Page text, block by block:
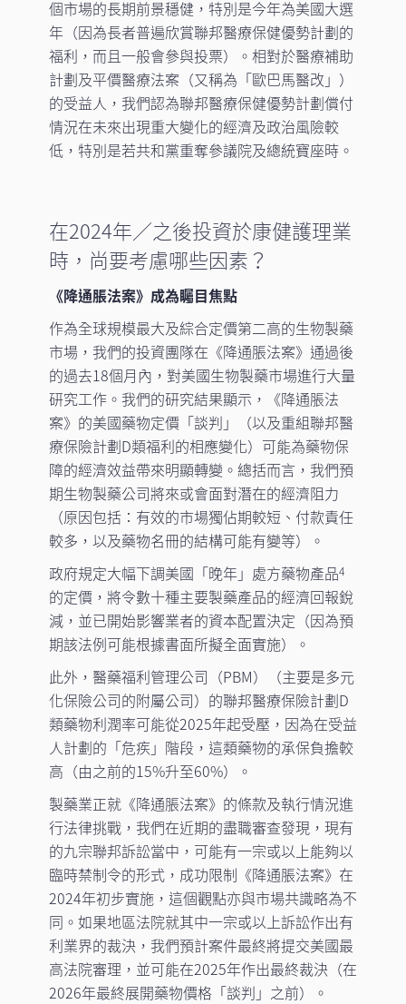
個市場的長期前景穩健，特別是今年為美國大選
年（因為長者普遍欣賞聯邦醫療保健優勢計劃的
福利，而且一般會參與投票）。相對於醫療補助
計劃及平價醫療法案（又稱為「歐巴馬醫改」）
的受益人，我們認為聯邦醫療保健優勢計劃償付
情況在未來出現重大變化的經濟及政治風險較
低，特別是若共和黨重奪參議院及總統寶座時。
在2024年／之後投資於康健護理業
時，尚要考慮哪些因素？
《降通脹法案》成為矚目焦點
作為全球規模最大及綜合定價第二高的生物製藥
市場，我們的投資團隊在《降通脹法案》通過後
的過去18個月內，對美國生物製藥市場進行大量
研究工作。我們的研究結果顯示，《降通脹法
案》的美國藥物定價「談判」（以及重組聯邦醫
療保險計劃D類福利的相應變化）可能為藥物保
障的經濟效益帶來明顯轉變。總括而言，我們預
期生物製藥公司將來或會面對潛在的經濟阻力
（原因包括：有效的市場獨佔期較短、付款責任
較多，以及藥物名冊的結構可能有變等）。
政府規定大幅下調美國「晚年」處方藥物產品4
的定價，將令數十種主要製藥產品的經濟回報銳
減，並已開始影響業者的資本配置決定（因為預
期該法例可能根據書面所擬全面實施）。
此外，醫藥福利管理公司（PBM）（主要是多元
化保險公司的附屬公司）的聯邦醫療保險計劃D
類藥物利潤率可能從2025年起受壓，因為在受益
人計劃的「危疾」階段，這類藥物的承保負擔較
高（由之前的15%升至60%）。
製藥業正就《降通脹法案》的條款及執行情況進
行法律挑戰，我們在近期的盡職審查發現，現有
的九宗聯邦訴訟當中，可能有一宗或以上能夠以
臨時禁制令的形式，成功限制《降通脹法案》在
2024年初步實施，這個觀點亦與市場共識略為不
同。如果地區法院就其中一宗或以上訴訟作出有
利業界的裁決，我們預計案件最終將提交美國最
高法院審理，並可能在2025年作出最終裁決（在
2026年最終展開藥物價格「談判」之前）。